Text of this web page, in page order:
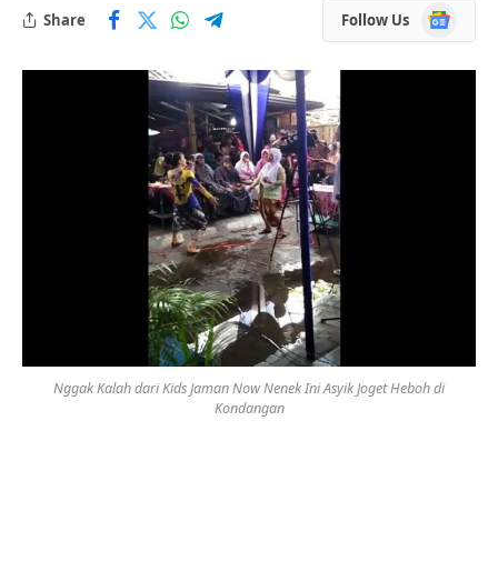
Share Follow Us
Google
News
Nggak Kalah dari Kids Jaman Now Nenek Ini Asyik Joget Heboh di
Kondangan